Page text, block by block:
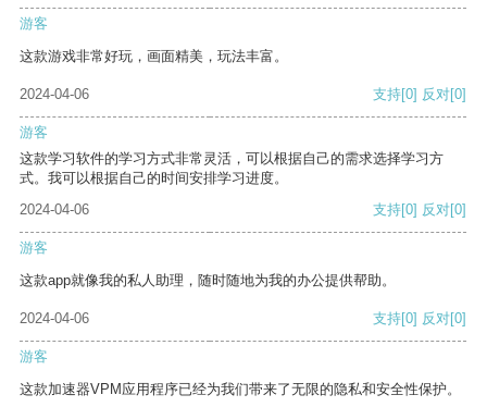
游客
这款游戏非常好玩，画面精美，玩法丰富。
2024-04-06 支持[0] 反对[0]
游客
这款学习软件的学习方式非常灵活，可以根据自己的需求选择学习方
式。我可以根据自己的时间安排学习进度。
2024-04-06
支持[0] 反对[0]
游客
这款app就像我的私人助理，随时随地为我的办公提供帮助。
2024-04-06 支持[0] 反对[0]
游客
这款加速器VPM应用程序已经为我们带来了无限的隐私和安全性保护。